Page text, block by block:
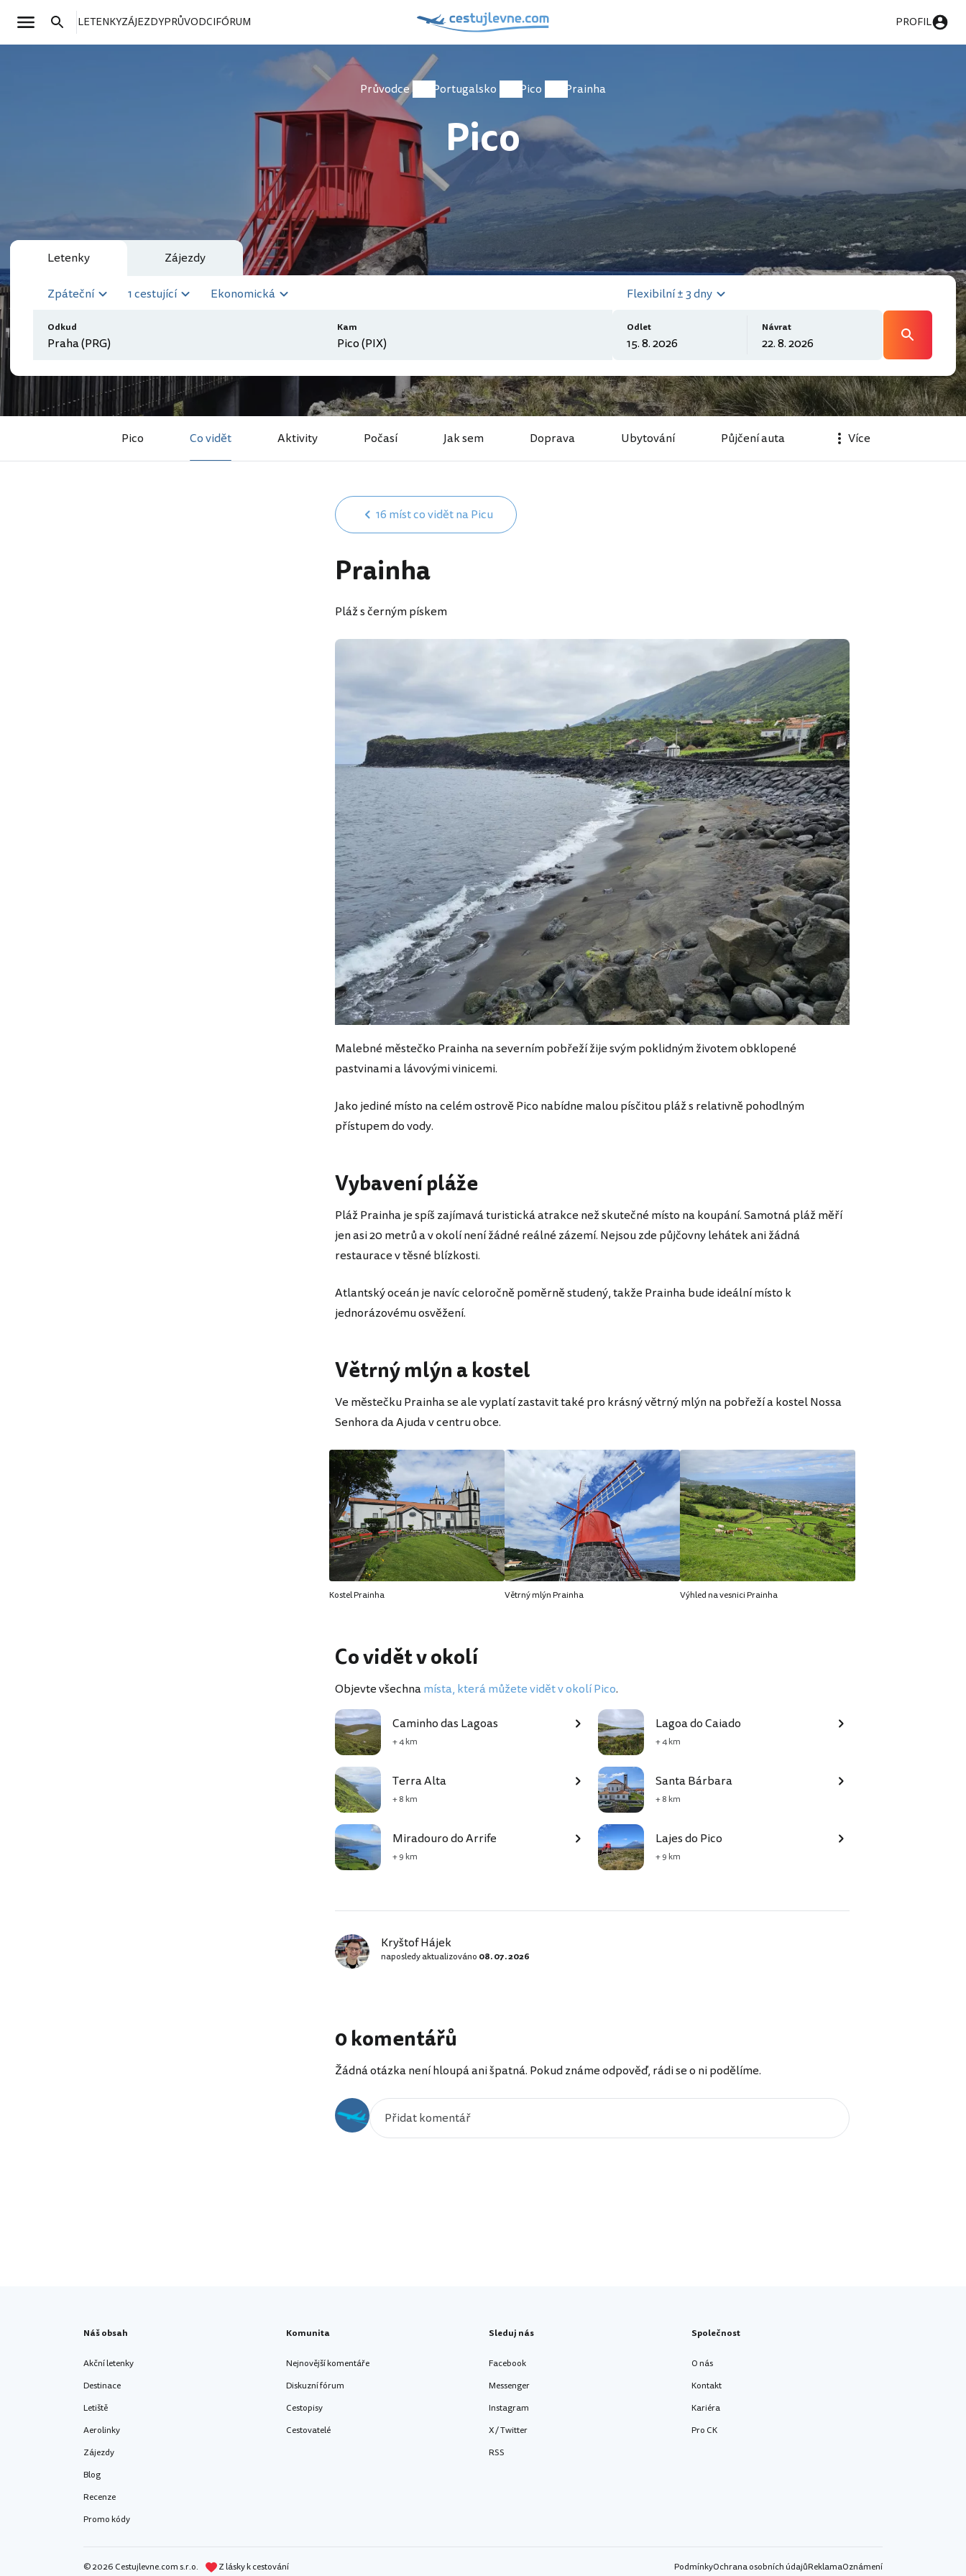
LETENKYZÁJEZDYPRŮVODCIFÓRUM PROFIL
Průvodce Portugalsko Pico Prainha
Pico
Letenky Zájezdy
Zpáteční 1 cestující Ekonomická
Odkud Kam
Flexibilní ± 3 dny
Odlet Návrat
Pico Co vidět Aktivity Počasí Jak sem Doprava Ubytování Půjčení auta Více
16 míst co vidět na Picu
Prainha
Pláž s černým pískem
Malebné městečko Prainha na severním pobřeží žije svým poklidným životem obklopené
pastvinami a lávovými vinicemi.
Jako jediné místo na celém ostrově Pico nabídne malou písčitou pláž s relativně pohodlným
přístupem do vody.
Vybavení pláže
Pláž Prainha je spíš zajímavá turistická atrakce než skutečné místo na koupání. Samotná pláž měří
jen asi 20 metrů a v okolí není žádné reálné zázemí. Nejsou zde půjčovny lehátek ani žádná
restaurace v těsné blízkosti.
Atlantský oceán je navíc celoročně poměrně studený, takže Prainha bude ideální místo k
jednorázovému osvěžení.
Větrný mlýn a kostel
Ve městečku Prainha se ale vyplatí zastavit také pro krásný větrný mlýn na pobřeží a kostel Nossa
Senhora da Ajuda v centru obce.
Kostel Prainha Větrný mlýn Prainha Výhled na vesnici Prainha
Co vidět v okolí
Objevte všechnamísta, která můžete vidět v okolí Pico.
Caminho das Lagoas
+ 4 km
Lagoa do Caiado
+ 4 km
Terra Alta
+ 8 km
Santa Bárbara
+ 8 km
Miradouro do Arrife
+ 9 km
Lajes do Pico
+ 9 km
Kryštof Hájek
naposledy aktualizováno 08. 07. 2026
0 komentářů
Žádná otázka není hloupá ani špatná. Pokud známe odpověď, rádi se o ni podělíme.
Náš obsah
Akční letenky
Destinace
Letiště
Aerolinky
Zájezdy
Blog
Recenze
Promo kódy
Komunita
Nejnovější komentáře
Diskuzní fórum
Cestopisy
Cestovatelé
Sleduj nás
Facebook
Messenger
Instagram
X / Twitter
RSS
Společnost
O nás
Kontakt
Kariéra
Pro CK
© 2026 Cestujlevne.com s.r.o. Z lásky k cestování PodmínkyOchrana osobních údajůReklamaOznámení